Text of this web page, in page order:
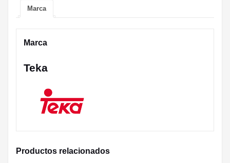
Marca
Marca
Teka
Productos relacionados